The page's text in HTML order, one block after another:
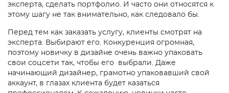
эксперта, сделать портфолио. И часто они относятся к
этому шагу не так внимательно, как следовало бы.
Перед тем как заказать услугу, клиенты смотрят на
эксперта. Выбирают его. Конкуренция огромная,
поэтому новичку в дизайне очень важно упаковать
свои соцсети так, чтобы его выбрали. Даже
начинающий дизайнер, грамотно упаковавший свой
аккаунт, в глазах клиента будет казаться